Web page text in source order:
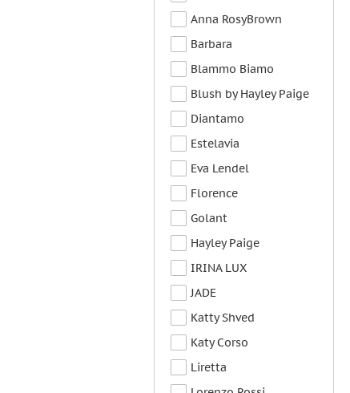
Anna RosyBrown
Barbara
Blammo Biamo
Blush by Hayley Paige
Diantamo
Estelavia
Eva Lendel
Florence
Golant
Hayley Paige
IRINA LUX
JADE
Katty Shved
Katy Corso
Liretta